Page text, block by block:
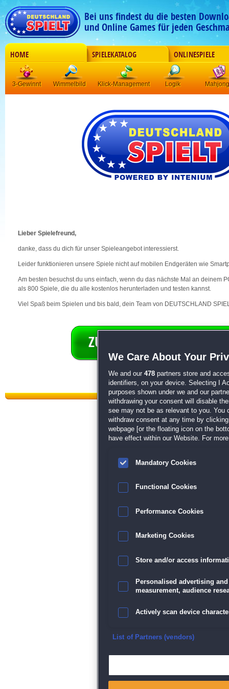
Bei uns findest du die besten
und Online Games für jeden
HOME SPIELEKATALOG ONLINESPIELE
3-Gewinnt Wimmelbild Klick-Management Logik Mahjong
Lieber Spielefreund,
danke, dass du dich für unser Spieleangebot interessierst.
Leider funktionieren unsere Spiele nicht auf mobilen Endgeräten wie
Am besten besuchst du uns einfach, wenn du das nächste Mal an deinem
als 800 Spiele, die du alle kostenlos herunterladen und testen kannst.
Viel Spaß beim Spielen und bis bald, dein Team von DEUTSCHLAND
Datenschutz| AGB|Impressum
We Care About Your
We and our 478 partners store and
identifiers, on your device. Selecting I
purposes shown under we and our
withdrawing your consent will disable
see may not be as relevant to you. You
withdraw consent at any time by
webpage [or the floating icon on the
have effect within our Website. For
Mandatory Cookies
Functional Cookies
Performance Cookies
Marketing Cookies
Store and/or access
Personalised advertising
measurement, audience
Actively scan device
Ensure security, prevent
List of Partners (vendors)